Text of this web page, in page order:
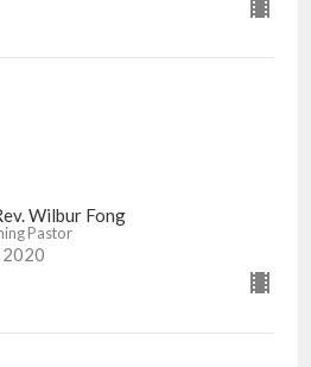
Wilbur Fong
Pastor
2020